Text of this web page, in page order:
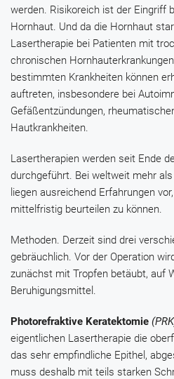
werden. Risikoreich ist der Eingriff
Hornhaut. Und da die Hornhaut
Lasertherapie bei Patienten mit
chronischen
bestimmten Krankheiten können
auftreten, insbesondere bei
Gefäßentzündungen,
Hautkrankheiten.
Lasertherapien werden seit Ende
durchgeführt. Bei weltweit mehr
liegen ausreichend Erfahrungen
mittelfristig beurteilen zu können.
Methoden. Derzeit sind drei
gebräuchlich. Vor der Operation
zunächst mit Tropfen betäubt, auf
Beruhigungsmittel.
Photorefraktive Keratektomie
eigentlichen Lasertherapie die
das sehr empfindliche Epithel,
muss deshalb mit teils starken